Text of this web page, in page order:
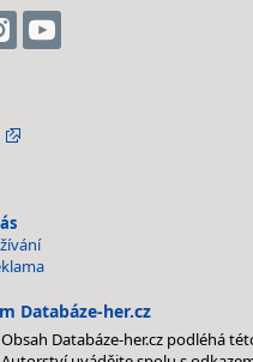
Databáze-her.cz
Obsah Databáze-her.cz podléhá